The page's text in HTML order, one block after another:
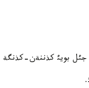
بويئ كذننةن-كذنگة